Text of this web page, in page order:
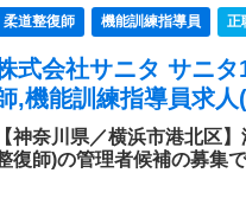
柔道整復師 機能訓練指導員 正
式会社サニタ サニ
,機能訓練指導員求人
【神奈川県／横浜市港北区
復師)の管理者候補の募集